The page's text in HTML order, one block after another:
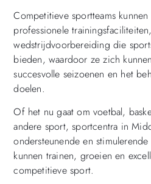
Competitieve sportteams
professionele
wedstrijdvoorbereiding die
bieden, waardoor ze zich
succesvolle seizoenen en het
doelen.
Of het nu gaat om voetbal,
andere sport, sportcentra in
ondersteunende en
kunnen trainen, groeien en
competitieve sport.